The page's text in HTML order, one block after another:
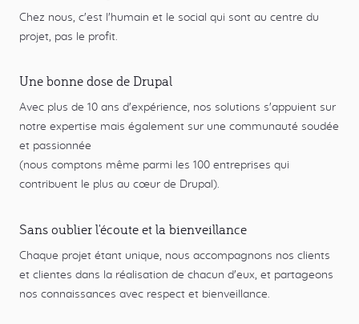
Chez nous, c'est l'humain et le social qui sont au centre du
projet, pas le profit.
Une bonne dose de Drupal
Avec plus de 10 ans d'expérience, nos solutions s'appuient sur
notre expertise mais également sur une communauté soudée
et passionnée
(nous comptons même parmi les 100 entreprises qui
contribuent le plus au cœur de Drupal).
Sans oublier l'écoute et la bienveillance
Chaque projet étant unique, nous accompagnons nos clients
et clientes dans la réalisation de chacun d'eux, et partageons
nos connaissances avec respect et bienveillance.